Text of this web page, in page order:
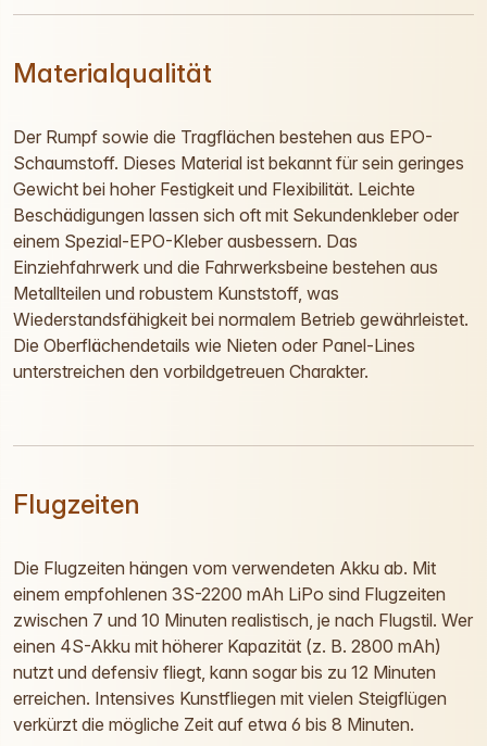
Materialqualität
Der Rumpf sowie die Tragflächen bestehen aus EPO-
Schaumstoff. Dieses Material ist bekannt für sein geringes
Gewicht bei hoher Festigkeit und Flexibilität. Leichte
Beschädigungen lassen sich oft mit Sekundenkleber oder
einem Spezial-EPO-Kleber ausbessern. Das
Einziehfahrwerk und die Fahrwerksbeine bestehen aus
Metallteilen und robustem Kunststoff, was
Wiederstandsfähigkeit bei normalem Betrieb gewährleistet.
Die Oberflächendetails wie Nieten oder Panel-Lines
unterstreichen den vorbildgetreuen Charakter.
Flugzeiten
Die Flugzeiten hängen vom verwendeten Akku ab. Mit
einem empfohlenen 3S-2200 mAh LiPo sind Flugzeiten
zwischen 7 und 10 Minuten realistisch, je nach Flugstil. Wer
einen 4S-Akku mit höherer Kapazität (z. B. 2800 mAh)
nutzt und defensiv fliegt, kann sogar bis zu 12 Minuten
erreichen. Intensives Kunstfliegen mit vielen Steigflügen
verkürzt die mögliche Zeit auf etwa 6 bis 8 Minuten.